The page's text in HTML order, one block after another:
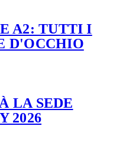
A2: TUTTI I
D'OCCHIO
LA SEDE
2026